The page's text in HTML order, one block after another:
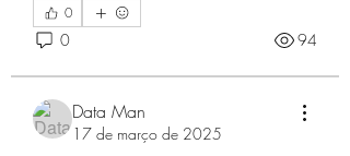
0
0 94
Data Man
17 de março de 2025